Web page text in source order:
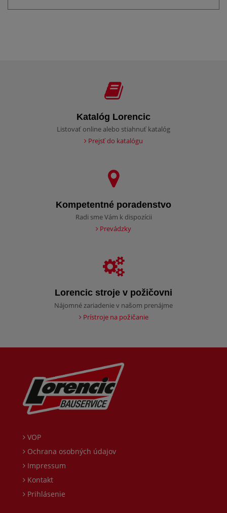
Katalóg Lorencic
Listovať online alebo stiahnuť katalóg
Prejsť do katalógu
Kompetentné poradenstvo
Radi sme Vám k dispozícii
Prevádzky
Lorencic stroje v požičovni
Nájomné zariadenie v našom prenájme
Prístroje na požičanie
VOP
Ochrana osobných údajov
Impressum
Kontakt
Prihlásenie